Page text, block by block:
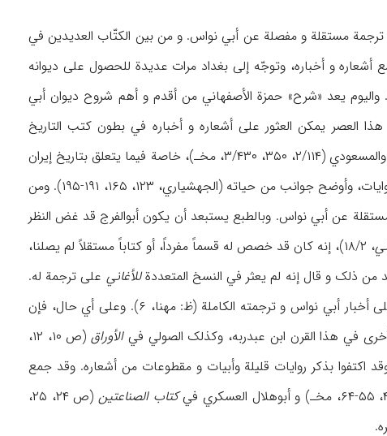
ترجمة مستقلة و مفصلة عن أبي نواس. و من بین الکتّاب العدیدین في
لجمع أشعاره و أخباره، وتوجّه إلی بغداد مرات عدیدة للحصول علی دیوانه
عثر أخیراً في ۳۲۶هـ/ ۹۳۸م علی نسخة منه کانت قد جمعها آل نوبخت (إقبال، ۲۳). والیوم یعد «شرح» حمزة الأصفهاني من أقدم و أهم شروح دیوان أبي
العصر یمکن العثور علی أشعاره و أخباره في بطون کتب التاریخ
بالإضافة إلی کتب الأدب. و قد استشهد بأشعاره مؤرخون مثل الطبري (۱/۹۴، ۵۰۸-۵۰۹، مخـ) والمسعودي (۲/۱۱۴، ۳۵۰، ۳/۴۳۰، مخـ)، خاصة فیما یتعلق بتاریخ إیران
قبل الإسلام باعتبراها وثائق تاریخیة. وبالإضافة إلی ذلک فإن البعض منهم نقل حوله أحیاناً روایات، وأوضح جوانب من حیاته (الجهشیاري، ۱۲۳، ۱۶۵، ۱۹۱-۱۹۵). ومن
عن أبي نواس. وبالطبع یستبعد أن یکون أبوالفرج قد غض النظر
، ۱۸/۲)، إنه کان قد خصص له قسماً مفرداً، أو کتاباً مستقلاً لم یصلنا،
للأغاني علی ترجمة له.
في مکتبة غوته بألمانیا تشتمل أیضاً علی أخبار أبي نواس و ترجمته الکاملة (ظ: مهنا، ۶). وعلی أي حال، فإن
في هذا القرن ابن عبدربه، وکذلک الصولي فيالأوراق
(ص ۱۰، ۱۲،
۱۸۲)، وقد اکتفوا بذکر روایات قلیلة وأبیات و مقطوعات من أشعاره. وقد جمع
کتاب الصناعتین
(ص ۲۴، ۲۵،